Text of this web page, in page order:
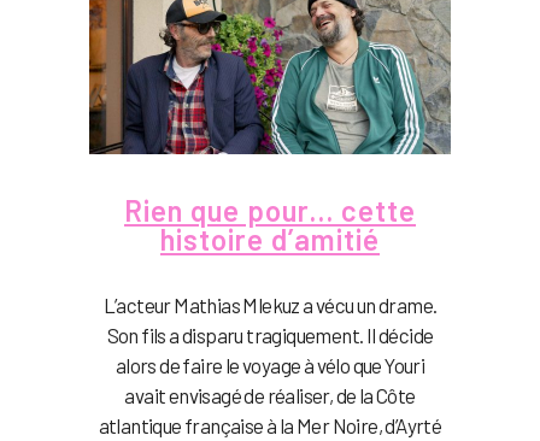
Rien que pour… cette
histoire d’amitié
L’acteur Mathias Mlekuz a vécu un drame.
Son fils a disparu tragiquement. Il décide
alors de faire le voyage à vélo que Youri
avait envisagé de réaliser, de la Côte
atlantique française à la Mer Noire, d’Ayrté